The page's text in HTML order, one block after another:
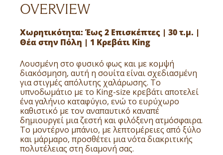
OVERVIEW
Χωρητικότητα: Έως 2 Επισκέπτες | 30 τ.μ. |
Θέα στην Πόλη | 1 Κρεβάτι King
Λουσμένη στο φυσικό φως και με κομψή
διακόσμηση, αυτή η σουίτα είναι σχεδιασμένη
για στιγμές απόλυτης χαλάρωσης. Το
υπνοδωμάτιο με το King-size κρεβάτι αποτελεί
ένα γαλήνιο καταφύγιο, ενώ το ευρύχωρο
καθιστικό με τον αναπαυτικό καναπέ
δημιουργεί μια ζεστή και φιλόξενη ατμόσφαιρα.
Το μοντέρνο μπάνιο, με λεπτομέρειες από ξύλο
και μάρμαρο, προσθέτει μια νότα διακριτικής
πολυτέλειας στη διαμονή σας.